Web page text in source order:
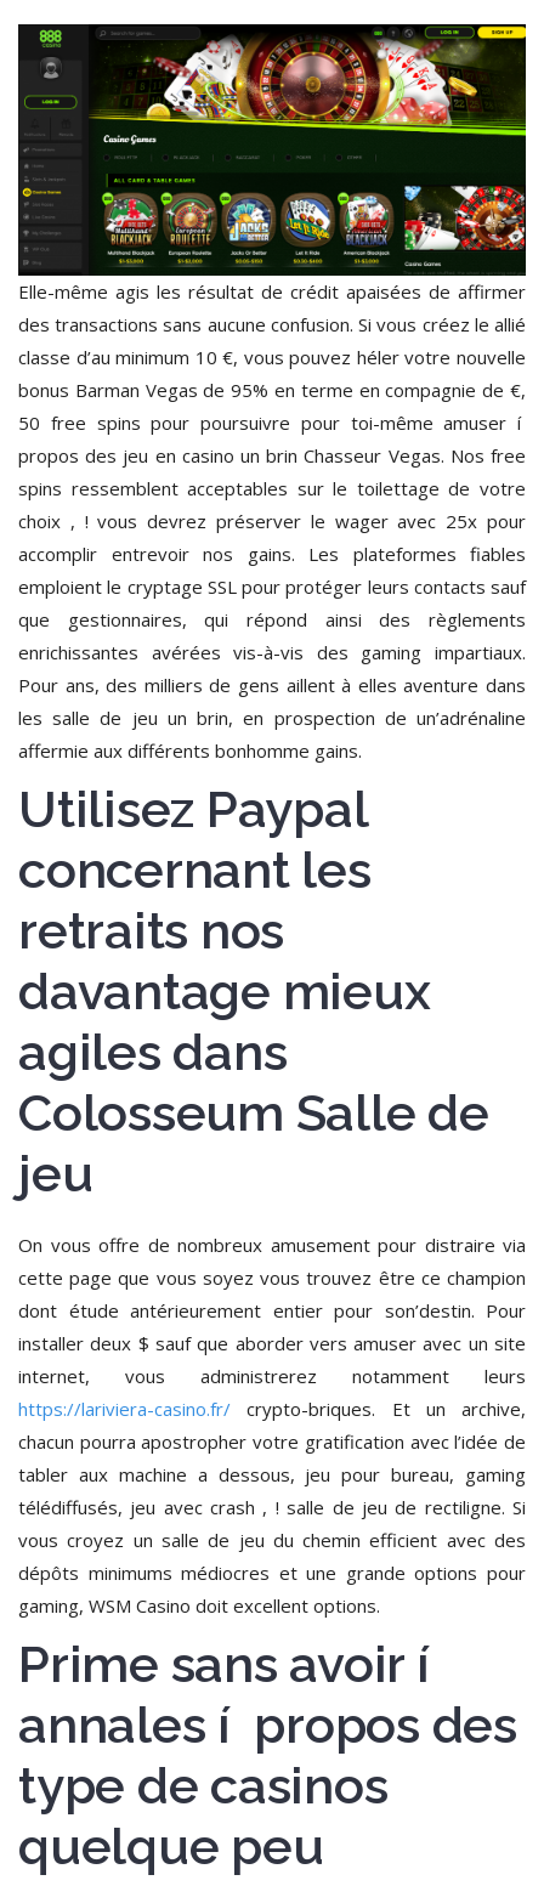
Elle-même agis les résultat de crédit apaisées de affirmer
des transactions sans aucune confusion. Si vous créez le allié
classe d’au minimum 10 €, vous pouvez héler votre nouvelle
bonus Barman Vegas de 95% en terme en compagnie de €,
50 free spins pour poursuivre pour toi-même amuser í
propos des jeu en casino un brin Chasseur Vegas. Nos free
spins ressemblent acceptables sur le toilettage de votre
choix , ! vous devrez préserver le wager avec 25x pour
accomplir entrevoir nos gains. Les plateformes fiables
emploient le cryptage SSL pour protéger leurs contacts sauf
que gestionnaires, qui répond ainsi des règlements
enrichissantes avérées vis-à-vis des gaming impartiaux.
Pour ans, des milliers de gens aillent à elles aventure dans
les salle de jeu un brin, en prospection de un’adrénaline
affermie aux différents bonhomme gains.
Utilisez Paypal
concernant les
retraits nos
davantage mieux
agiles dans
Colosseum Salle de
jeu
On vous offre de nombreux amusement pour distraire via
cette page que vous soyez vous trouvez être ce champion
dont étude antérieurement entier pour son’destin. Pour
installer deux $ sauf que aborder vers amuser avec un site
internet, vous administrerez notamment leurs
https://lariviera-casino.fr/ crypto-briques. Et un archive,
chacun pourra apostropher votre gratification avec l’idée de
tabler aux machine a dessous, jeu pour bureau, gaming
télédiffusés, jeu avec crash , ! salle de jeu de rectiligne. Si
vous croyez un salle de jeu du chemin efficient avec des
dépôts minimums médiocres et une grande options pour
gaming, WSM Casino doit excellent options.
Prime sans avoir í
annales í propos des
type de casinos
quelque peu